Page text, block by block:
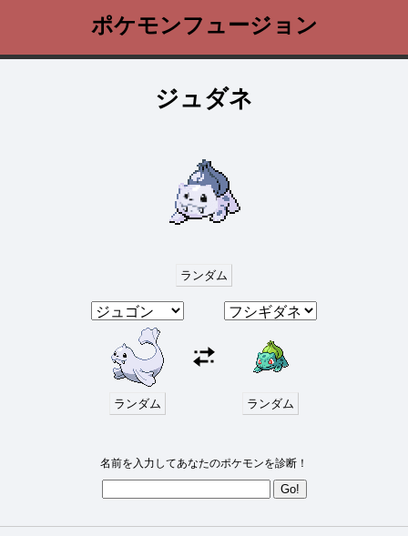
ポケモンフュージョン
ジュダネ
ランダム
ランダム ランダム
名前を入力してあなたのポケモンを診断！